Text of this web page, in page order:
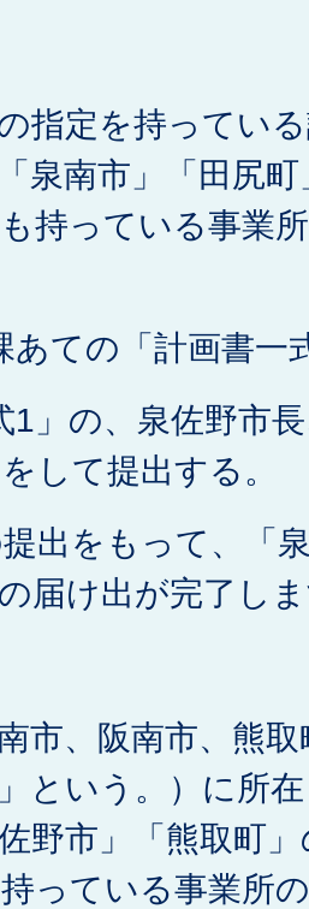
の指定を持ってい
泉南市」「田尻
持っている事業
あての「計画書一
1」の、泉佐野市
して提出する。
提出をもって、「
の届け出が完了し
市、阪南市、熊
」という。）に所
野市」「熊取町
っている事業所